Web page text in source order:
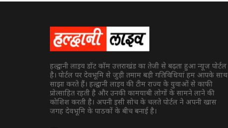
हल्द्वानी लाइव डॉट कॉम उत्तराखंड का तेजी से बढ़ता हुआ न्यूज पोर्टल
है। पोर्टल पर देवभूमि से जुड़ी तमाम बड़ी गतिविधियां हम आपके साथ
साझा करते हैं। हल्द्वानी लाइव की टीम राज्य के युवाओं से काफी
प्रोत्साहित रहती है और उनकी कामयाबी लोगों के सामने लाने की
कोशिश करती है। अपनी इसी सोच के चलते पोर्टल ने अपनी खास
जगह देवभूमि के पाठकों के बीच बनाई है।